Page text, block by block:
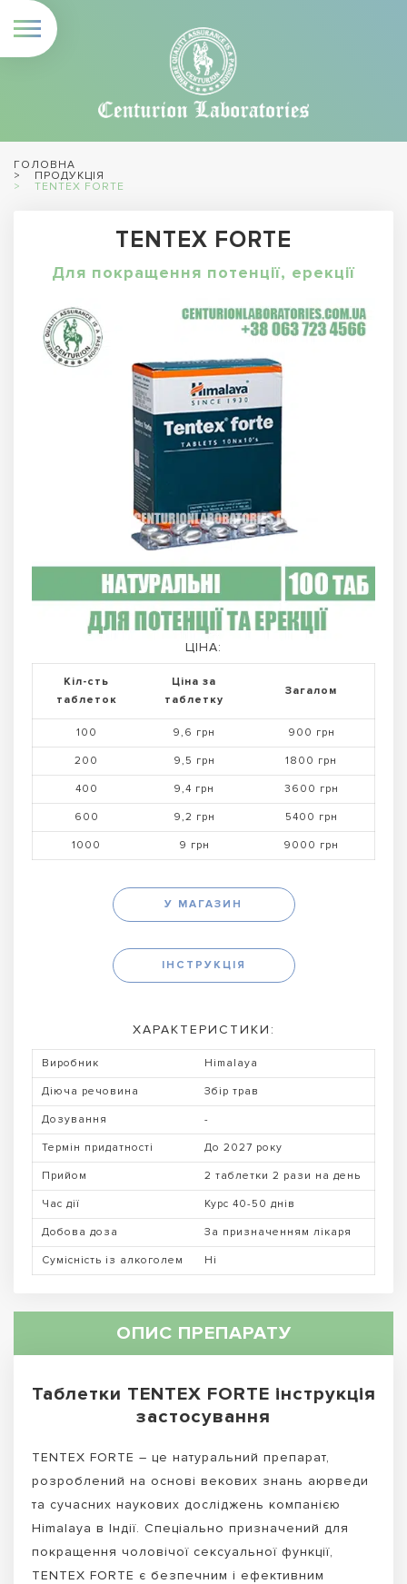
ГОЛОВНА
ПРОДУКЦІЯ
TENTEX FORTE
TENTEX FORTE
Для покращення потенції, ерекції
ЦІНА:
Кіл-сть
таблеток
Ціна за
таблетку
Загалом
100 9,6 грн 900 грн
200 9,5 грн 1800 грн
400 9,4 грн 3600 грн
600 9,2 грн 5400 грн
1000 9 грн 9000 грн
У МАГАЗИН
ІНСТРУКЦІЯ
ХАРАКТЕРИСТИКИ:
Виробник Himalaya
Діюча речовина Збір трав
Дозування -
Термін придатності До 2027 року
Прийом 2 таблетки 2 рази на день
Час дії Курс 40-50 днів
Добова доза За призначенням лікаря
Сумісність із алкоголем Ні
ОПИС ПРЕПАРАТУ
Таблетки TENTEX FORTE інструкція
застосування
TENTEX FORTE – це натуральний препарат,
розроблений на основі векових знань аюрведи
та сучасних наукових досліджень компанією
Himalaya в Індії. Спеціально призначений для
покращення чоловічої сексуальної функції,
TENTEX FORTE є безпечним і ефективним